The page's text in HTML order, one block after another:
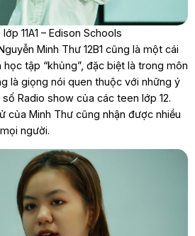
11A1 – Edison Schools
Minh Thư 12B1 cũng là một cái
tập “khủng”, đặc biệt là trong môn
là giọng nói quen thuộc với những ý
Radio show của các teen lớp 12.
của Minh Thư cũng nhận được nhiều
người.